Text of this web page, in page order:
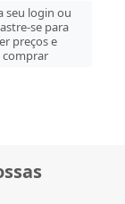
seu login ou
se para
preços e
comprar